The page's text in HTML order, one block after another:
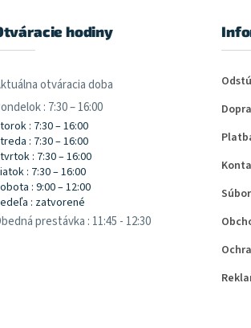
hodiny
otváracia doba
: 7:30 – 16:00
: 7:30 – 16:00
: 7:30 – 16:00
: 7:30 – 16:00
: 7:30 – 16:00
: 9:00 – 12:00
: zatvorené
prestávka : 11:45 - 12:30